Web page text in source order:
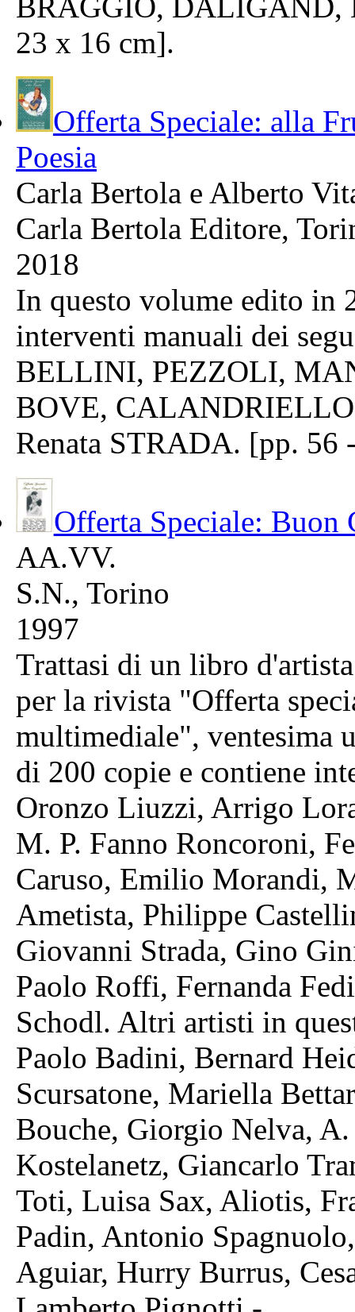
23 x 16 cm].
Offerta Speciale: alla
Poesia
Carla Bertola e Alberto
Carla Bertola Editore,
2018
In questo volume edito in
interventi manuali dei
BELLINI, PEZZOLI,
BOVE,
Renata STRADA. [pp. 56
Offerta Speciale: Buon
AA.VV.
S.N., Torino
1997
Trattasi di un libro
per la rivista "Offerta
multimediale", ventesima
di 200 copie e contiene
Oronzo Liuzzi, Arrigo
M. P. Fanno Roncoroni,
Caruso, Emilio Morandi,
Ametista, Philippe
Giovanni Strada, Gino
Paolo Roffi, Fernanda
Schodl. Altri artisti in
Paolo Badini, Bernard
Scursatone, Mariella
Bouche, Giorgio Nelva,
Kostelanetz, Giancarlo
Toti, Luisa Sax, Aliotis,
Padin, Antonio
Aguiar, Hurry Burrus,